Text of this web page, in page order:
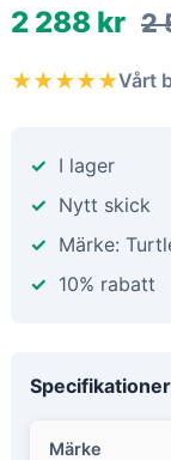
2 288 kr 2
★★★★★Vårt
I lager
Nytt skick
Märke:
10% rabatt
Specifikationer
Märke